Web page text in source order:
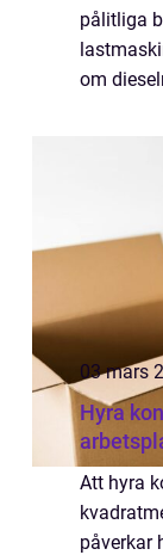
pålitliga
om
kan
03 mars
Hyra kontor så hittar
Att hyra
påverkar